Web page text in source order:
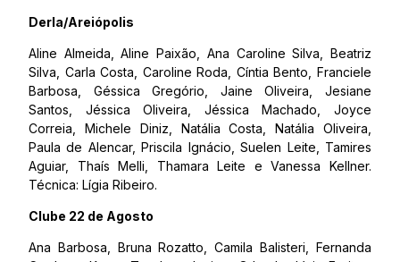
Derla/Areiópolis
Aline Almeida, Aline Paixão, Ana Caroline Silva, Beatriz
Silva, Carla Costa, Caroline Roda, Cíntia Bento, Franciele
Barbosa, Géssica Gregório, Jaine Oliveira, Jesiane
Santos, Jéssica Oliveira, Jéssica Machado, Joyce
Correia, Michele Diniz, Natália Costa, Natália Oliveira,
Paula de Alencar, Priscila Ignácio, Suelen Leite, Tamires
Aguiar, Thaís Melli, Thamara Leite e Vanessa Kellner.
Técnica: Lígia Ribeiro.
Clube 22 de Agosto
Ana Barbosa, Bruna Rozatto, Camila Balisteri, Fernanda